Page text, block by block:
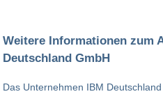
Weitere Informationen zum
Deutschland GmbH
Das Unternehmen IBM